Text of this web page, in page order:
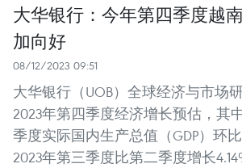
大华银行：今年第四季度越
加向好
08/12/2023 09:51
大华银行（UOB）全球经济与市场
2023年第四季度经济增长预估，其
季度实际国内生产总值（GDP）环比
2023年第三季度比第二季度增长